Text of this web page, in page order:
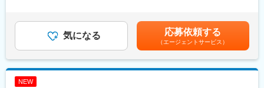
います。
その中で、無印良品は「暮らしの基本」となる商品を、適正な品
質と価格でお客様に提供しています。店舗を担う営業本部販売部
は店舗経営を通じて、全社をリードすることがミッションです。
そして現在、2028年8月期までの3か年計画（営業収益1兆円、営
業利益1,000億円、営業利益率10％）達成を目指し、下記取り組
■職務内容：
・Flutter/DartやiOS/Androidネイティブでのモバイル機能開発
・Go/TypeScript/Kotlinを用いたバックエンド設計・実装
・AWSやTerraformによるインフラ構築・運用
・UI/UX改善、アプリストアへのリリース運用
気になる 応募依頼する
（エージェントサービス）
NEW